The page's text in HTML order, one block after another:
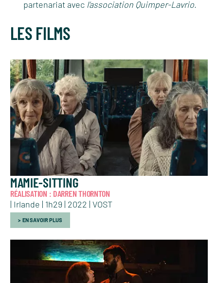
partenariat avec l’association Quimper-Lavrio.
LES FILMS
MAMIE-SITTING
RÉALISATION : DARREN THORNTON
| Irlande | 1h29 | 2022 | VOST
EN SAVOIR PLUS